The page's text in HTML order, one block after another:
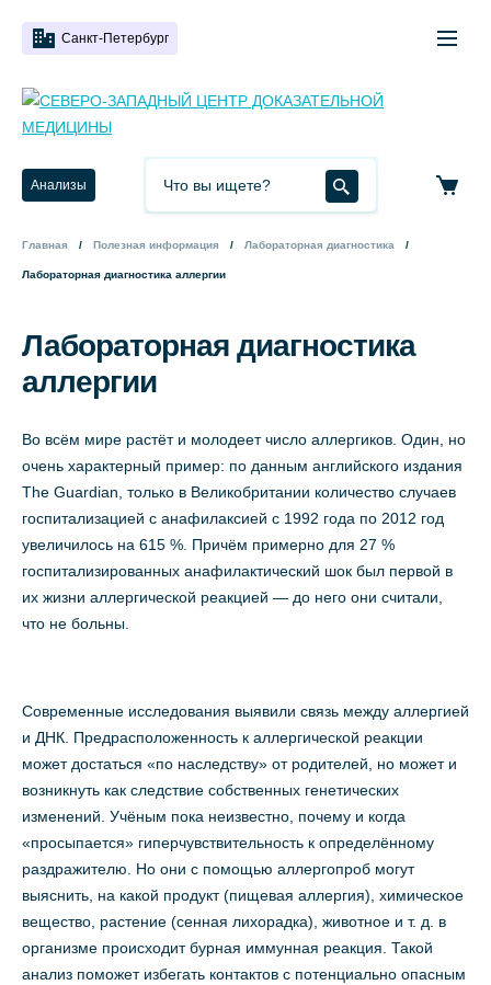
Санкт-Петербург
Анализы
Главная Полезная информация Лабораторная диагностика
Лабораторная диагностика аллергии
Лабораторная диагностика
аллергии
Во всём мире растёт и молодеет число аллергиков. Один, но
очень характерный пример: по данным английского издания
The Guardian, только в Великобритании количество случаев
госпитализацией с анафилаксией с 1992 года по 2012 год
увеличилось на 615 %. Причём примерно для 27 %
госпитализированных анафилактический шок был первой в
их жизни аллергической реакцией — до него они считали,
что не больны.
Современные исследования выявили связь между аллергией
и ДНК. Предрасположенность к аллергической реакции
может достаться «по наследству» от родителей, но может и
возникнуть как следствие собственных генетических
изменений. Учёным пока неизвестно, почему и когда
«просыпается» гиперчувствительность к определённому
раздражителю. Но они с помощью аллергопроб могут
выяснить, на какой продукт (пищевая аллергия), химическое
вещество, растение (сенная лихорадка), животное и т. д. в
организме происходит бурная иммунная реакция. Такой
анализ поможет избегать контактов с потенциально опасным